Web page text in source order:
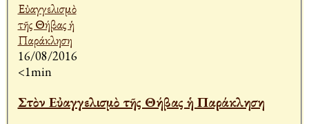
16/08/2016
<1min
Στὸν Εὐαγγελισμὸ τῆς Θήβας ἡ Παράκληση